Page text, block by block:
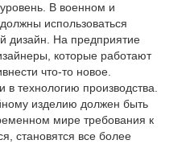
В военном и
использоваться
дизайн. На предприятие
которые работают
что-то новое.
в технологию производства.
изделию должен быть
мире требования к
становятся все более